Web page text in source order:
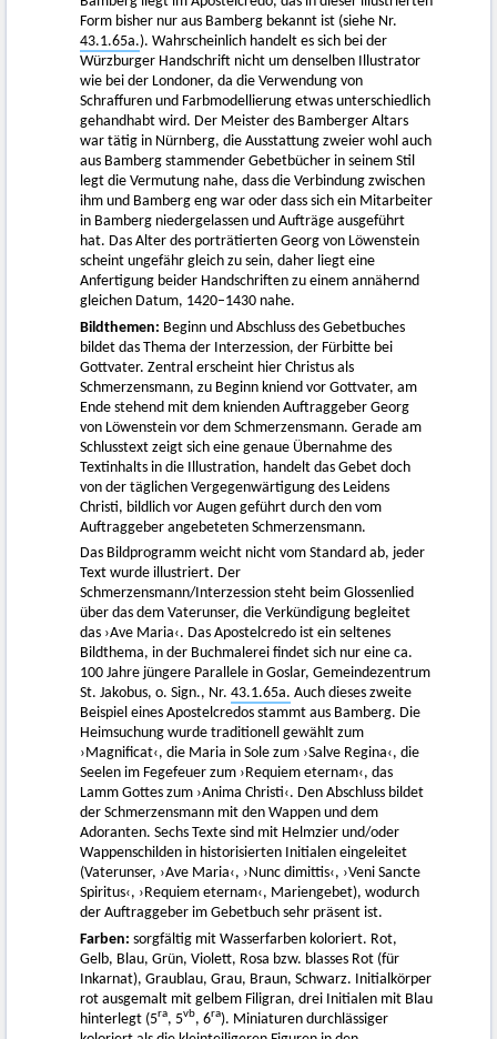
Form bisher nur aus Bamberg bekannt ist (siehe Nr.
43.1.65a.). Wahrscheinlich handelt es sich bei der
Würzburger Handschrift nicht um denselben Illustrator
wie bei der Londoner, da die Verwendung von
Schraffuren und Farbmodellierung etwas unterschiedlich
gehandhabt wird. Der Meister des Bamberger Altars
war tätig in Nürnberg, die Ausstattung zweier wohl auch
aus Bamberg stammender Gebetbücher in seinem Stil
legt die Vermutung nahe, dass die Verbindung zwischen
ihm und Bamberg eng war oder dass sich ein Mitarbeiter
in Bamberg niedergelassen und Aufträge ausgeführt
hat. Das Alter des porträtierten Georg von Löwenstein
scheint ungefähr gleich zu sein, daher liegt eine
Anfertigung beider Handschriften zu einem annähernd
gleichen Datum, 1420–1430 nahe.
Bildthemen: Beginn und Abschluss des Gebetbuches
bildet das Thema der Interzession, der Fürbitte bei
Gottvater. Zentral erscheint hier Christus als
Schmerzensmann, zu Beginn kniend vor Gottvater, am
Ende stehend mit dem knienden Auftraggeber Georg
von Löwenstein vor dem Schmerzensmann. Gerade am
Schlusstext zeigt sich eine genaue Übernahme des
Textinhalts in die Illustration, handelt das Gebet doch
von der täglichen Vergegenwärtigung des Leidens
Christi, bildlich vor Augen geführt durch den vom
Auftraggeber angebeteten Schmerzensmann.
Das Bildprogramm weicht nicht vom Standard ab, jeder
Text wurde illustriert. Der
Schmerzensmann/Interzession steht beim Glossenlied
über das dem Vaterunser, die Verkündigung begleitet
das ›Ave Maria‹. Das Apostelcredo ist ein seltenes
Bildthema, in der Buchmalerei findet sich nur eine ca.
100 Jahre jüngere Parallele in Goslar, Gemeindezentrum
St. Jakobus, o. Sign., Nr. 43.1.65a. Auch dieses zweite
Beispiel eines Apostelcredos stammt aus Bamberg. Die
Heimsuchung wurde traditionell gewählt zum
›Magnificat‹, die Maria in Sole zum ›Salve Regina‹, die
Seelen im Fegefeuer zum ›Requiem eternam‹, das
Lamm Gottes zum ›Anima Christi‹. Den Abschluss bildet
der Schmerzensmann mit den Wappen und dem
Adoranten. Sechs Texte sind mit Helmzier und/oder
Wappenschilden in historisierten Initialen eingeleitet
(Vaterunser, ›Ave Maria‹, ›Nunc dimittis‹, ›Veni Sancte
Spiritus‹, ›Requiem eternam‹, Mariengebet), wodurch
der Auftraggeber im Gebetbuch sehr präsent ist.
Farben: sorgfältig mit Wasserfarben koloriert. Rot,
Gelb, Blau, Grün, Violett, Rosa bzw. blasses Rot (für
Inkarnat), Graublau, Grau, Braun, Schwarz. Initialkörper
rot ausgemalt mit gelbem Filigran, drei Initialen mit Blau
hinterlegt (5ra, 5vb, 6ra). Miniaturen durchlässiger